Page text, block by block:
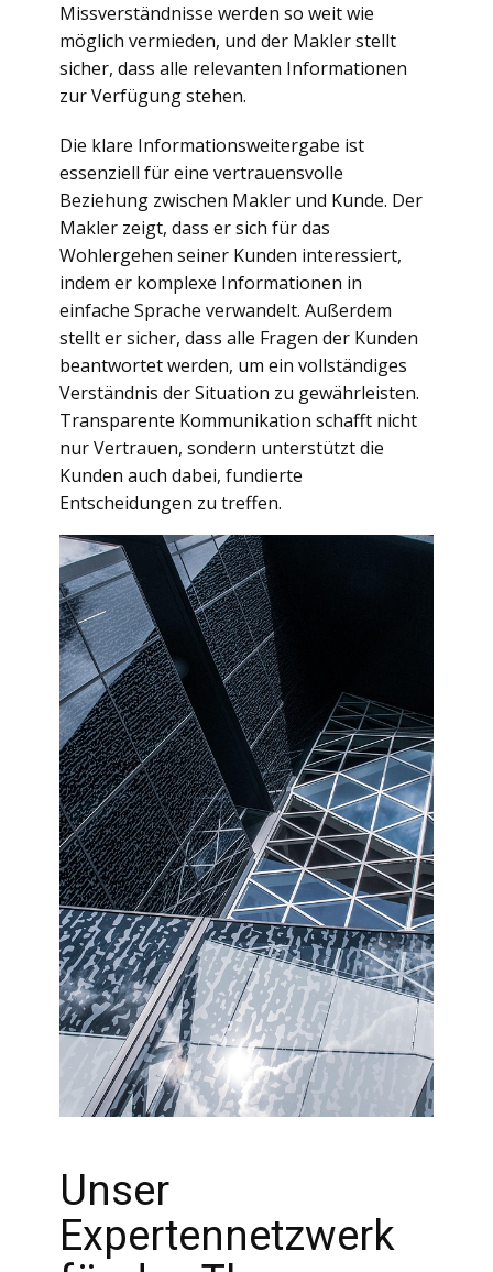
Missverständnisse werden so weit wie
möglich vermieden, und der Makler stellt
sicher, dass alle relevanten Informationen
zur Verfügung stehen.
Die klare Informationsweitergabe ist
essenziell für eine vertrauensvolle
Beziehung zwischen Makler und Kunde. Der
Makler zeigt, dass er sich für das
Wohlergehen seiner Kunden interessiert,
indem er komplexe Informationen in
einfache Sprache verwandelt. Außerdem
stellt er sicher, dass alle Fragen der Kunden
beantwortet werden, um ein vollständiges
Verständnis der Situation zu gewährleisten.
Transparente Kommunikation schafft nicht
nur Vertrauen, sondern unterstützt die
Kunden auch dabei, fundierte
Entscheidungen zu treffen.
Unser
Expertennetzwerk